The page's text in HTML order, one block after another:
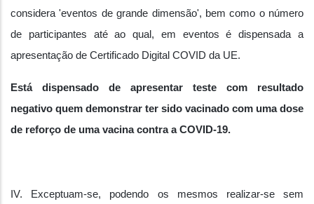
considera 'eventos de grande dimensão', bem como o número
de participantes até ao qual, em eventos é dispensada a
apresentação de Certificado Digital COVID da UE.
Está dispensado de apresentar teste com resultado
negativo quem demonstrar ter sido vacinado com uma dose
de reforço de uma vacina contra a COVID-19.
IV. Exceptuam-se, podendo os mesmos realizar-se sem